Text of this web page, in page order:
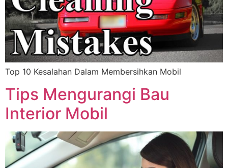
Top 10 Kesalahan Dalam Membersihkan Mobil
Tips Mengurangi Bau
Interior Mobil